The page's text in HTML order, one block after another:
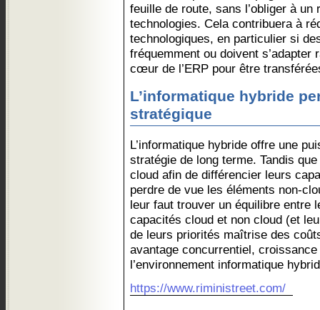
feuille de route, sans l’obliger à
technologies. Cela contribuera à
technologiques, en particulier si
fréquemment ou doivent
cœur de l’ERP pour être
L’informatique hybride
stratégique
L’informatique hybride offre une
stratégie de long terme. Tandis
cloud afin de différencier leurs
perdre de vue les éléments non-
leur faut trouver un équilibre entre
capacités cloud et non cloud (et
de leurs priorités maîtrise des
avantage concurrentiel,
l’environnement informatique
https://www.riministreet.com/